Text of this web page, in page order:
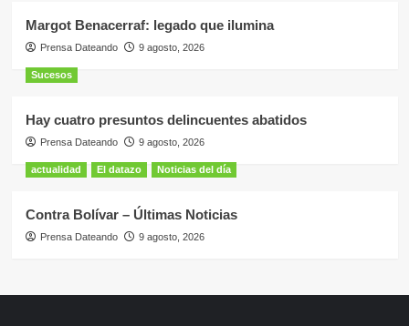
Margot Benacerraf: legado que ilumina
Prensa Dateando 9 agosto, 2026
Sucesos
Hay cuatro presuntos delincuentes abatidos
Prensa Dateando 9 agosto, 2026
actualidad El datazo Noticias del día
Contra Bolívar – Últimas Noticias
Prensa Dateando 9 agosto, 2026